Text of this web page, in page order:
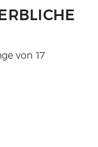
von 17